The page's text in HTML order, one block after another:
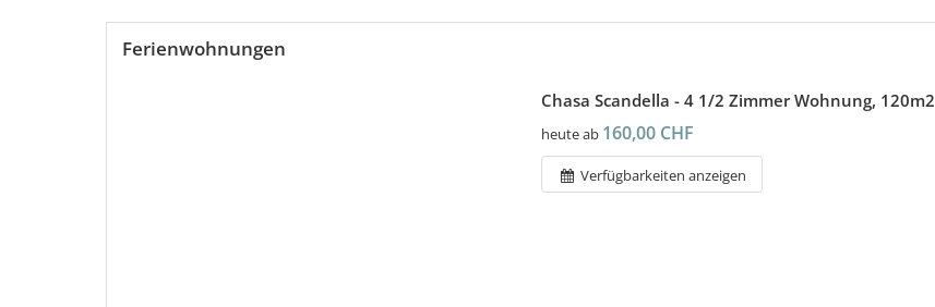
Ferienwohnungen
Chasa Scandella - 4 1/2 Zimmer Wohnung, 120m2
heute ab 160,00 CHF
Verfügbarkeiten anzeigen